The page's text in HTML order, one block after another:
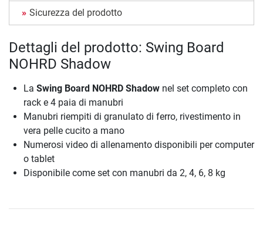
Sicurezza del prodotto
Dettagli del prodotto: Swing Board
NOHRD Shadow
La Swing Board NOHRD Shadow nel set completo con
rack e 4 paia di manubri
Manubri riempiti di granulato di ferro, rivestimento in
vera pelle cucito a mano
Numerosi video di allenamento disponibili per computer
o tablet
Disponibile come set con manubri da 2, 4, 6, 8 kg